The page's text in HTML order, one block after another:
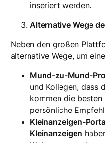
inseriert werden.
Alternative Wege
Neben den großen
alternative Wege, um
Mund-zu-Mund-
und Kollegen, dass
kommen die
persönliche
Kleinanzeigen-
Kleinanzeigen